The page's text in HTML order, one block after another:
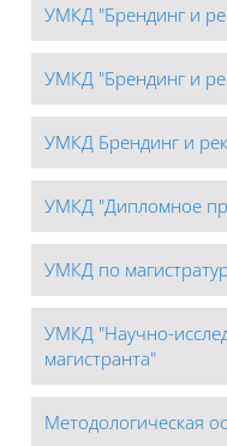
УМКД "Брендинг и
УМКД "Брендинг и
УМКД Брендинг и
УМКД "Дипломное
УМКД по
УМКД "Научно-
магистранта"
Методологическая